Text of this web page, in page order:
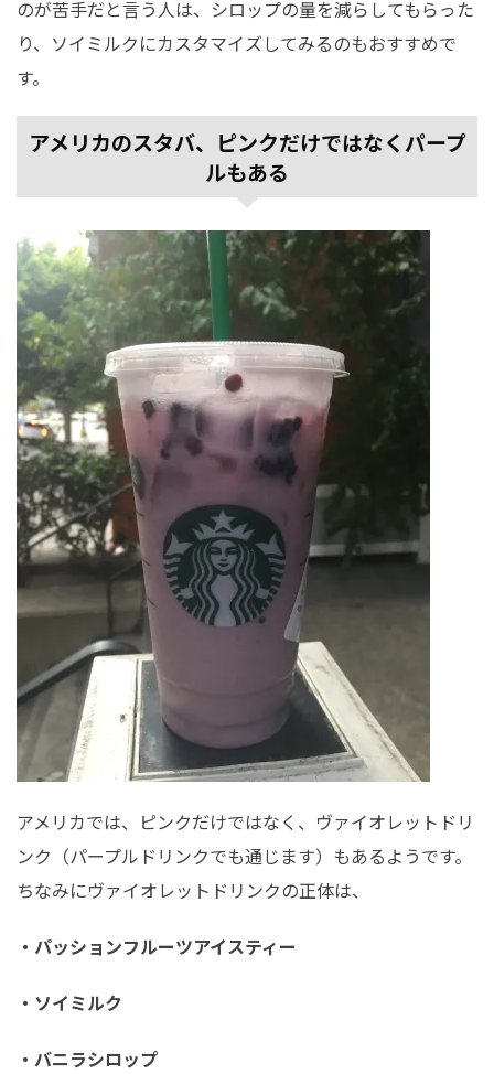
のが苦手だと言う人は、シロップの量を減らしてもらった
り、ソイミルクにカスタマイズしてみるのもおすすめで
す。
アメリカのスタバ、ピンクだけではなくパープ
ルもある
アメリカでは、ピンクだけではなく、ヴァイオレットドリ
ンク（パープルドリンクでも通じます）もあるようです。
ちなみにヴァイオレットドリンクの正体は、
・パッションフルーツアイスティー
・ソイミルク
・バニラシロップ